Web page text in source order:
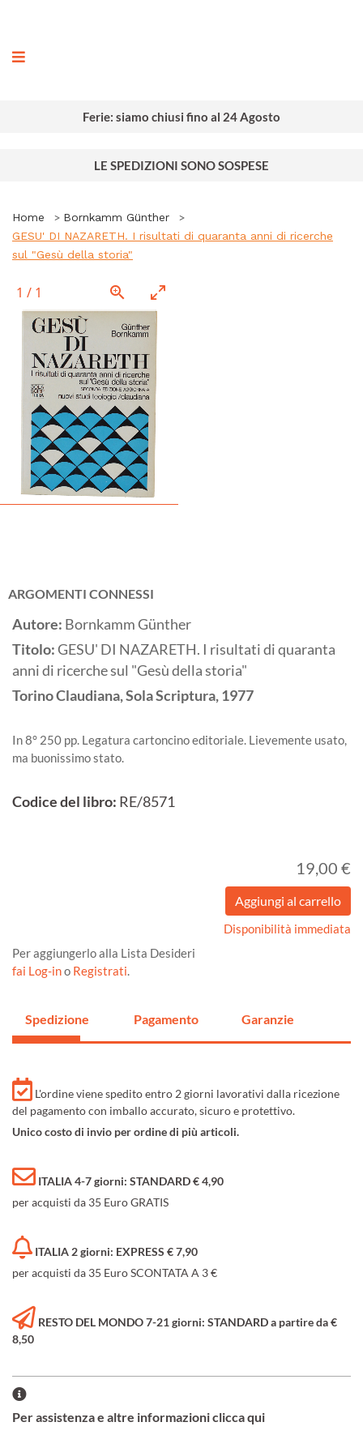
Ferie: siamo chiusi fino al 24 Agosto
LE SPEDIZIONI SONO SOSPESE
Home
Bornkamm Günther
GESU' DI NAZARETH. I risultati di quaranta anni di ricerche
sul "Gesù della storia"
1 / 1
ARGOMENTI CONNESSI
Autore: Bornkamm Günther
Titolo:GESU' DI NAZARETH. I risultati di quaranta
anni di ricerche sul "Gesù della storia"
TorinoClaudiana, Sola Scriptura,1977
In 8° 250 pp. Legatura cartoncino editoriale. Lievemente usato,
ma buonissimo stato.
Codice del libro: RE/8571
19,00 €
Disponibilità immediata
Per aggiungerlo alla Lista Desideri
fai Log-ino Registrati.
Spedizione Pagamento Garanzie
L'ordine viene spedito entro 2 giorni lavorativi dalla ricezione
del pagamento con imballo accurato, sicuro e protettivo.
Unico costo di invio per ordine di più articoli.
ITALIA 4-7 giorni: STANDARD € 4,90
per acquisti da 35 Euro GRATIS
ITALIA 2 giorni: EXPRESS € 7,90
per acquisti da 35 Euro SCONTATA A 3 €
RESTO DEL MONDO 7-21 giorni: STANDARD a partire da €
8,50
Per assistenza e altre informazioni clicca qui